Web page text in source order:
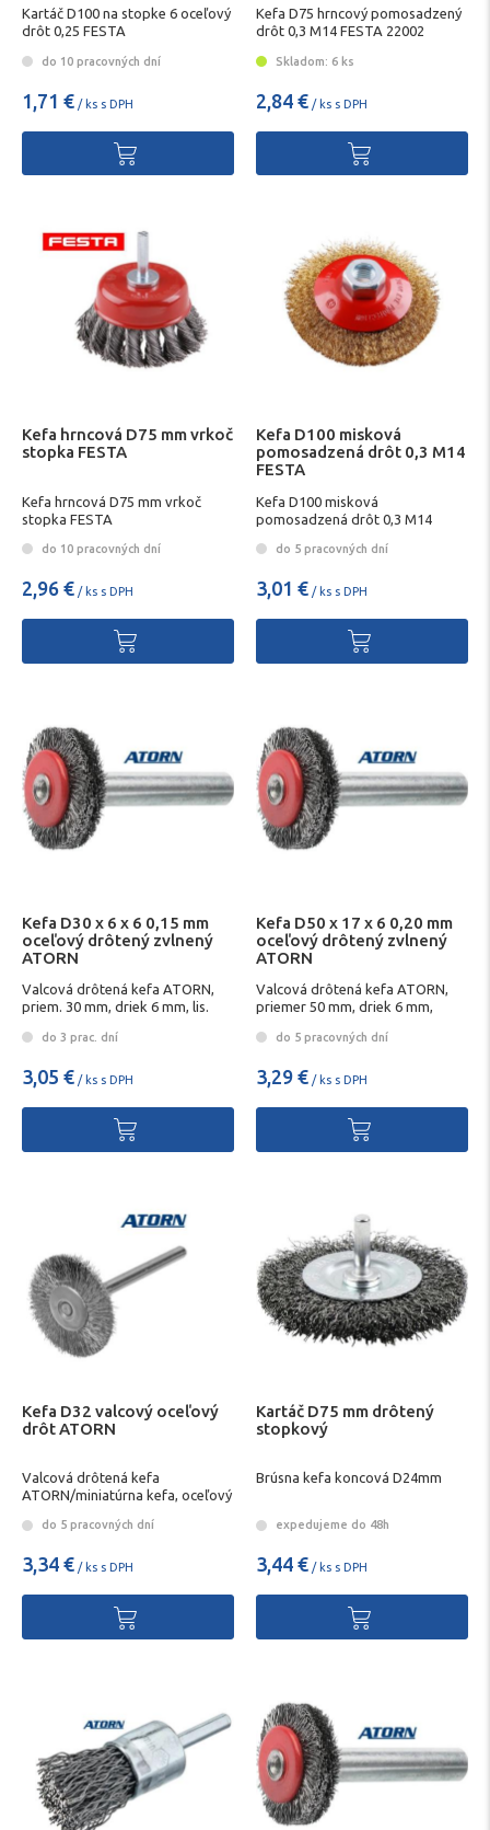
Kartáč D100 na stopke 6 oceľový
drôt 0,25 FESTA
do 10 pracovných dní
1,71 € / ks s DPH
Kefa D75 hrncový pomosadzený
drôt 0,3 M14 FESTA 22002
Skladom: 6 ks
2,84 € / ks s DPH
Kefa hrncová D75 mm vrkoč
stopka FESTA
Kefa hrncová D75 mm vrkoč
stopka FESTA
do 10 pracovných dní
2,96 € / ks s DPH
Kefa D100 misková
pomosadzená drôt 0,3 M14
FESTA
Kefa D100 misková
pomosadzená drôt 0,3 M14
do 5 pracovných dní
3,01 € / ks s DPH
Kefa D30 x 6 x 6 0,15 mm
oceľový drôtený zvlnený
ATORN
Valcová drôtená kefa ATORN,
priem. 30 mm, driek 6 mm, lis.
do 3 prac. dní
3,05 € / ks s DPH
Kefa D50 x 17 x 6 0,20 mm
oceľový drôtený zvlnený
ATORN
Valcová drôtená kefa ATORN,
priemer 50 mm, driek 6 mm,
do 5 pracovných dní
3,29 € / ks s DPH
Kefa D32 valcový oceľový
drôt ATORN
Valcová drôtená kefa
ATORN/miniatúrna kefa, oceľový
do 5 pracovných dní
3,34 € / ks s DPH
Kartáč D75 mm drôtený
stopkový
Brúsna kefa koncová D24mm
expedujeme do 48h
3,44 € / ks s DPH